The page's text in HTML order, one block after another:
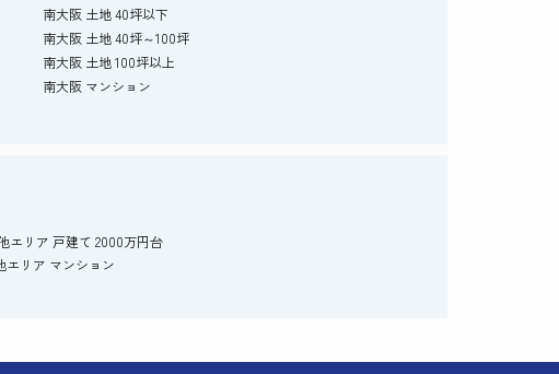
南大阪 土地 40坪以下
南大阪 土地 40坪～100坪
南大阪 土地 100坪以上
南大阪 マンション
エリア 戸建て 2000万円台
エリア マンション